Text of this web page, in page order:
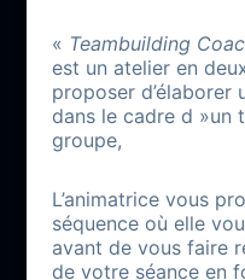
« Teambuilding
est un atelier en
proposer d’élaborer
dans le cadre d »un
groupe,
L’animatrice vous
séquence où elle
avant de vous faire
de votre séance en